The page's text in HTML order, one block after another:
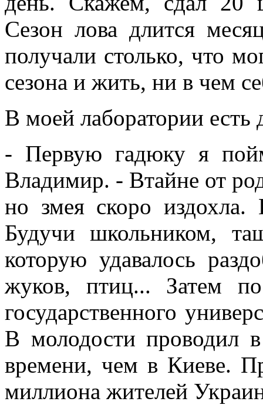
Сезон лова длится
получали столько, что
сезона и жить, ни в чем
В моей лаборатории есть
- Первую гадюку я
Владимир. - Втайне от
но змея скоро издохла.
Будучи школьником,
которую удавалось
жуков, птиц... Затем
государственного
В молодости проводил
времени, чем в Киеве.
миллиона жителей